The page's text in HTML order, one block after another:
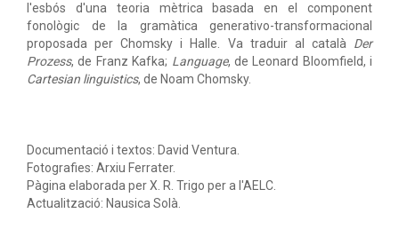
l'esbós d'una teoria mètrica basada en el component
fonològic de la gramàtica generativo-transformacional
proposada per Chomsky i Halle. Va traduir al català Der
Prozess, de Franz Kafka; Language, de Leonard Bloomfield, i
Cartesian linguistics, de Noam Chomsky.
Documentació i textos: David Ventura.
Fotografies: Arxiu Ferrater.
Pàgina elaborada per X. R. Trigo per a l'AELC.
Actualització: Nausica Solà.